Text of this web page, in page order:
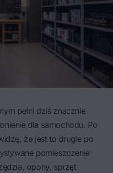
pełni dziś znacznie
dla samochodu. Po
że jest to drugie po
pomieszczenie
opony, sprzęt